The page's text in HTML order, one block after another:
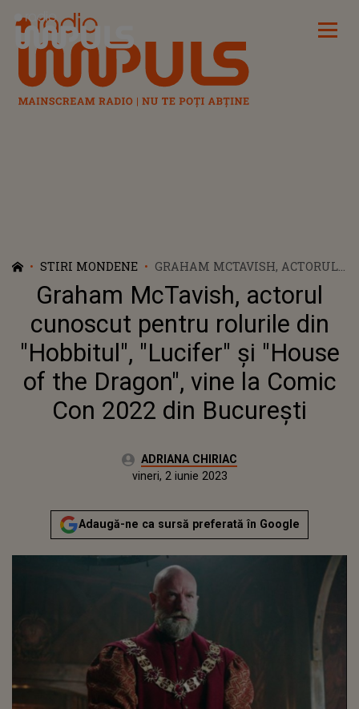
Radio Impuls
STIRI MONDENE
GRAHAM MCTAVISH, ACTORUL
CUNOSCUT PENTRU ROLURILE
DIN "HOBBITUL", "LUCIFER" ȘI
"HOUSE OF THE DRAGON", VINE
LA COMIC CON 2022 DIN
BUCUREȘTI
Graham McTavish, actorul
cunoscut pentru rolurile din
"Hobbitul", "Lucifer" și "House
of the Dragon", vine la Comic
Con 2022 din București
Autor:ADRIANA CHIRIAC
Actualizat:
vineri, 2 iunie 2023
Adaugă-ne ca sursă preferată în Google